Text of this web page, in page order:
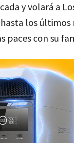
y volará a
los
paces con su